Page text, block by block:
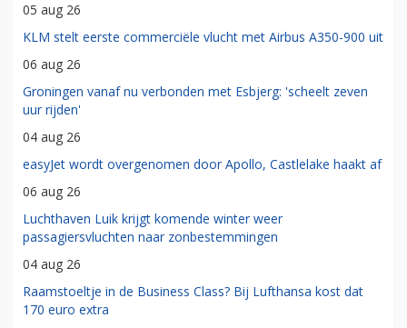
05 aug 26
KLM stelt eerste commerciële vlucht met Airbus A350-900 uit
06 aug 26
Groningen vanaf nu verbonden met Esbjerg: 'scheelt zeven
uur rijden'
04 aug 26
easyJet wordt overgenomen door Apollo, Castlelake haakt af
06 aug 26
Luchthaven Luik krijgt komende winter weer
passagiersvluchten naar zonbestemmingen
04 aug 26
Raamstoeltje in de Business Class? Bij Lufthansa kost dat
170 euro extra